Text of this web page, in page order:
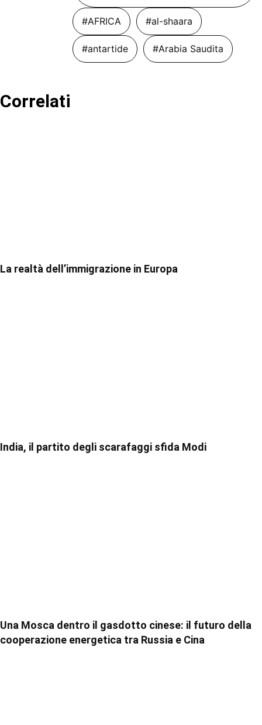
#AFRICA #al-shaara
#antartide #Arabia Saudita
Correlati
La realtà dell’immigrazione in Europa
India, il partito degli scarafaggi sfida Modi
Una Mosca dentro il gasdotto cinese: il futuro della
cooperazione energetica tra Russia e Cina